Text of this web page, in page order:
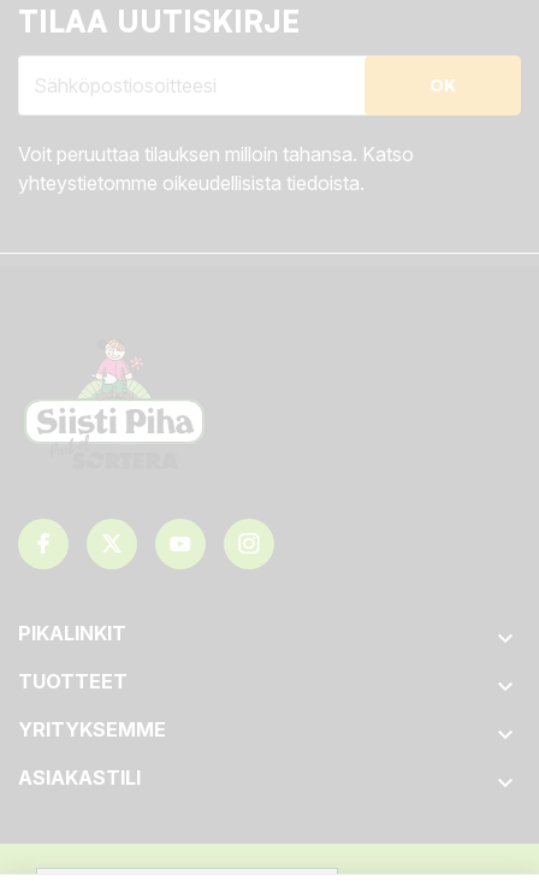
TILAA UUTISKIRJE
Voit peruuttaa tilauksen milloin tahansa. Katso
yhteystietomme oikeudellisista tiedoista.
PIKALINKIT 
TUOTTEET 
YRITYKSEMME 
ASIAKASTILI 